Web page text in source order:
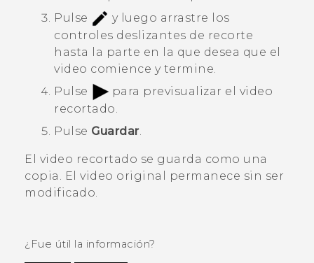
Video Tutorials
Pulse
y luego arrastre los
controles deslizantes de recorte
hasta la parte en la que desea que el
video comience y termine.
Pulse
para previsualizar el video
recortado.
Pulse Guardar.
El video recortado se guarda como una
copia. El video original permanece sin ser
modificado.
¿Fue útil la información?